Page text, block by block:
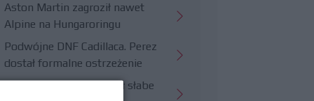
Aston Martin zagroził nawet
Alpine na Hungaroringu
Podwójne DNF Cadillaca. Perez
dostał formalne ostrzeżenie
Hungaroring potwierdził słabe